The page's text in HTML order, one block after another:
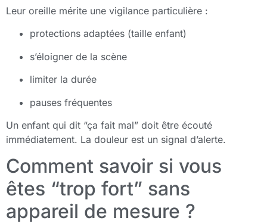
Leur oreille mérite une vigilance particulière :
protections adaptées (taille enfant)
s’éloigner de la scène
limiter la durée
pauses fréquentes
Un enfant qui dit “ça fait mal” doit être écouté
immédiatement. La douleur est un signal d’alerte.
Comment savoir si vous
êtes “trop fort” sans
appareil de mesure ?